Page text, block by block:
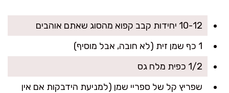
10-12 יחידות קבב קפוא מהסוג שאתם אוהבים
1 כף שמן זית (לא חובה, אבל מוסיף)
1/2 כפית מלח גס
שפריץ קל של ספריי שמן (למניעת הידבקות אם אין